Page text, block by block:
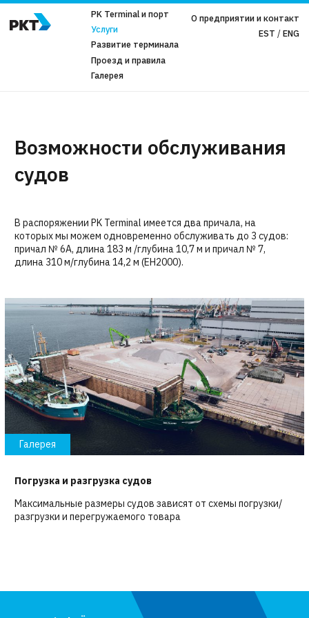
PK Terminal и порт
Услуги
Развитие терминала
Проезд и правила
Галерея
О предприятии и контакт
EST
ENG
Возможности обслуживания
судов
В распоряжении PK Terminal имеется два причала, на
которых мы можем одновременно обслуживать до 3 судов:
причал № 6A, длина 183 м /глубина 10,7 м и причал № 7,
длина 310 м/глубина 14,2 м (EH2000).
Галерея
Погрузка и разгрузка судов
Максимальные размеры судов зависят от схемы погрузки/
разгрузки и перегружаемого товара